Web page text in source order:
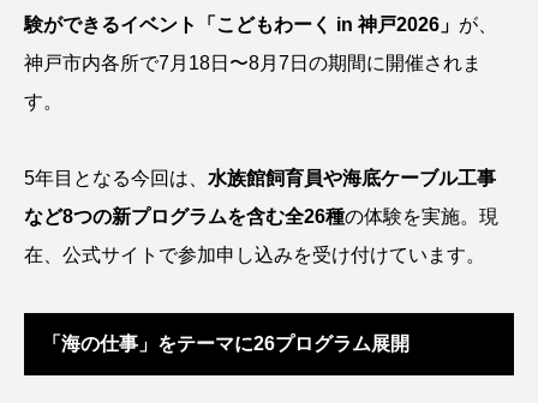
アオリイカ アカアジ アカカサゴ
アッキガイ アナゴ アブラツノザメ
アブラボテ アマガエル アマゴ
験ができるイベント「こどもわーく in 神戸2026」 が、
神戸市内各所で7月18日〜8月7日の期間に開催されま
す。
5年目となる今回は、 水族館飼育員や海底ケーブル工事
など8つの新プログラムを含む全26種の体験を実施。現
在、公式サイトで参加申し込みを受け付けています。
「海の仕事」をテーマに26プログラム展開